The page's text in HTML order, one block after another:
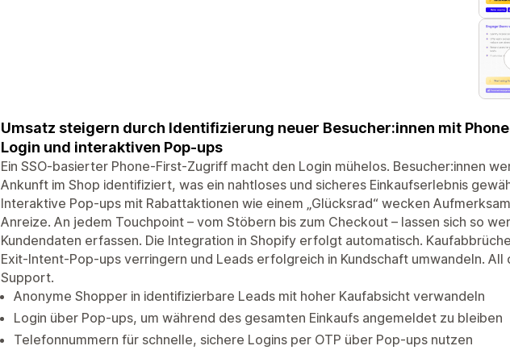
Umsatz steigern durch Identifizierung neuer Besucher:innen mit
Login und interaktiven Pop-ups
Ein SSO-basierter Phone-First-Zugriff macht den Login mühelos. Besucher:innen
Ankunft im Shop identifiziert, was ein nahtloses und sicheres Einkaufserlebnis
Interaktive Pop-ups mit Rabattaktionen wie einem „Glücksrad“ wecken
Anreize. An jedem Touchpoint – vom Stöbern bis zum Checkout – lassen sich so
Kundendaten erfassen. Die Integration in Shopify erfolgt automatisch.
Exit-Intent-Pop-ups verringern und Leads erfolgreich in Kundschaft umwandeln. All
Support.
Anonyme Shopper in identifizierbare Leads mit hoher Kaufabsicht verwandeln
Login über Pop-ups, um während des gesamten Einkaufs angemeldet zu bleiben
Telefonnummern für schnelle, sichere Logins per OTP über Pop-ups nutzen